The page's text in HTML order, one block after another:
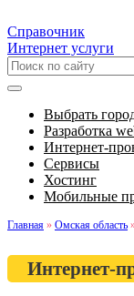
Справочник
Интернет услуги
Выбрать
Разработка
Интернет-
Сервисы
Хостинг
Мобильные
Главная » Омская область
Интернет-